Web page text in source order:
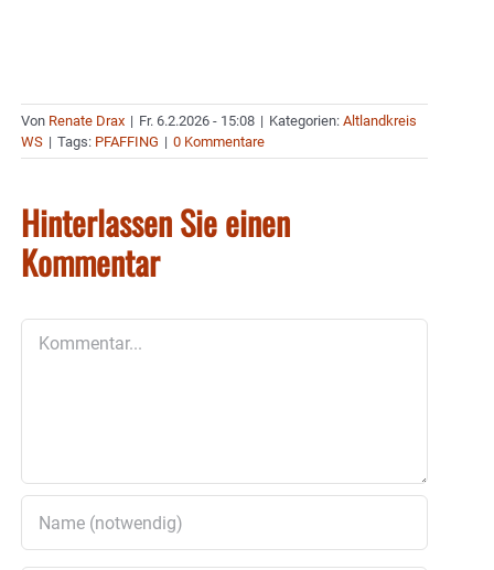
Von Renate Drax | Fr. 6.2.2026 - 15:08 | Kategorien: Altlandkreis
WS | Tags: PFAFFING | 0 Kommentare
Hinterlassen Sie einen
Kommentar